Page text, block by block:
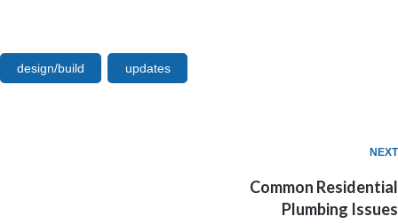
design/build updates
NEXT
Common Residential
Plumbing Issues